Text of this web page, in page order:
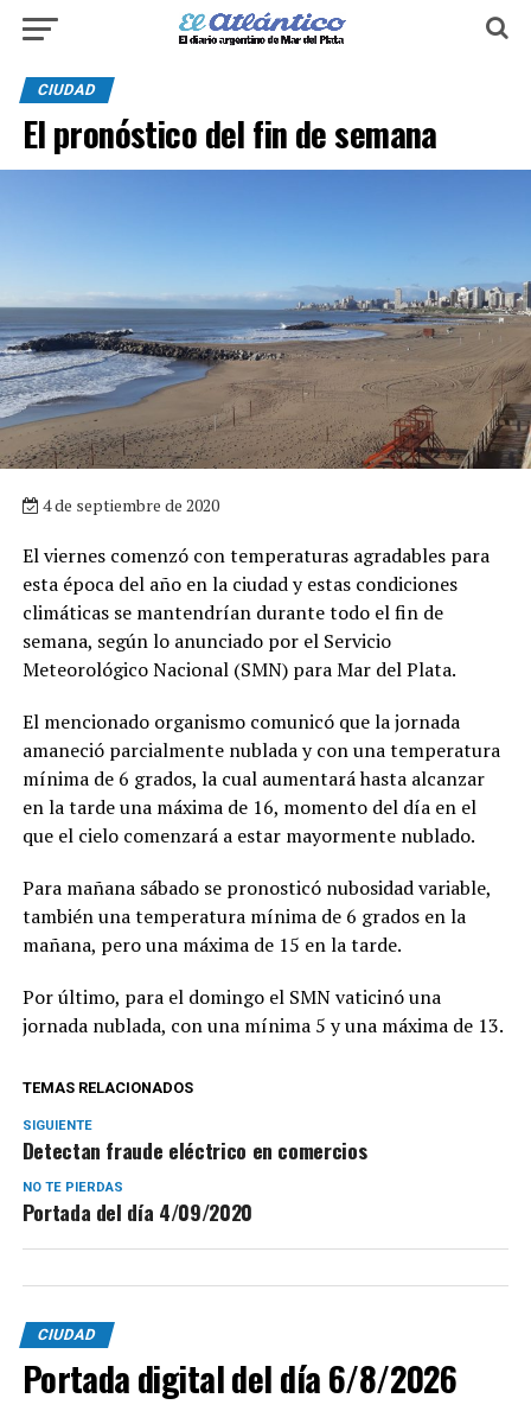
CIUDAD
El pronóstico del fin de semana
4 de septiembre de 2020
El viernes comenzó con temperaturas agradables para
esta época del año en la ciudad y estas condiciones
climáticas se mantendrían durante todo el fin de
semana, según lo anunciado por el Servicio
Meteorológico Nacional (SMN) para Mar del Plata.
El mencionado organismo comunicó que la jornada
amaneció parcialmente nublada y con una temperatura
mínima de 6 grados, la cual aumentará hasta alcanzar
en la tarde una máxima de 16, momento del día en el
que el cielo comenzará a estar mayormente nublado.
Para mañana sábado se pronosticó nubosidad variable,
también una temperatura mínima de 6 grados en la
mañana, pero una máxima de 15 en la tarde.
Por último, para el domingo el SMN vaticinó una
jornada nublada, con una mínima 5 y una máxima de 13.
TEMAS RELACIONADOS
SIGUIENTE
Detectan fraude eléctrico en comercios
NO TE PIERDAS
Portada del día 4/09/2020
CIUDAD
Portada digital del día 6/8/2026